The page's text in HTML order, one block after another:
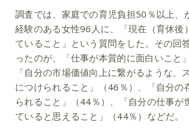
調査では、家庭での育児負担50％以上、
経験のある女性96人に、「現在（育休後
ていること」という質問をした。その回
ったのが、「仕事が本質的に面白いこと
「自分の市場価値向上に繋がるような、
につけられること」（46％）、「自分の
られること」（44％）、「自分の仕事が
ていると思えること」（44％）などだ。